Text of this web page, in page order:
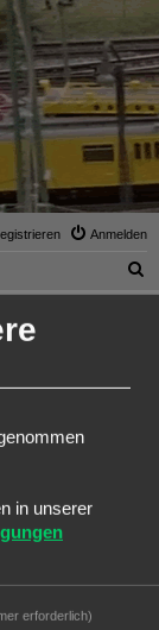
Anmelden
u
in unserer
erforderlich)